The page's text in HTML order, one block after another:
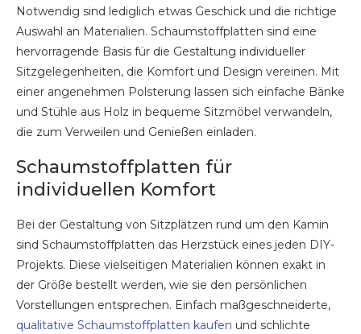
Notwendig sind lediglich etwas Geschick und die richtige
Auswahl an Materialien. Schaumstoffplatten sind eine
hervorragende Basis für die Gestaltung individueller
Sitzgelegenheiten, die Komfort und Design vereinen. Mit
einer angenehmen Polsterung lassen sich einfache Bänke
und Stühle aus Holz in bequeme Sitzmöbel verwandeln,
die zum Verweilen und Genießen einladen.
Schaumstoffplatten für
individuellen Komfort
Bei der Gestaltung von Sitzplätzen rund um den Kamin
sind Schaumstoffplatten das Herzstück eines jeden DIY-
Projekts. Diese vielseitigen Materialien können exakt in
der Größe bestellt werden, wie sie den persönlichen
Vorstellungen entsprechen. Einfach maßgeschneiderte,
qualitative Schaumstoffplatten kaufen und schlichte